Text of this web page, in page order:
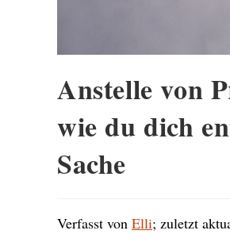
Anstelle von
wie du dich
Sache
Verfasst von Elli; zuletzt